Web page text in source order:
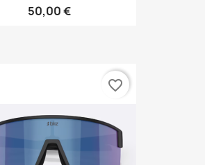
50,00 €
favorite_border